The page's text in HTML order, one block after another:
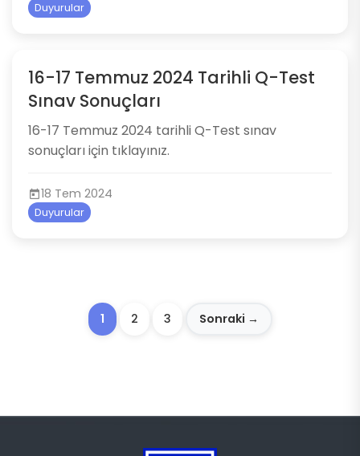
Duyurular
16-17 Temmuz 2024 Tarihli Q-Test
Sınav Sonuçları
16-17 Temmuz 2024 tarihli Q-Test sınav
sonuçları için tıklayınız.
18 Tem 2024
Duyurular
1 2 3 Sonraki →